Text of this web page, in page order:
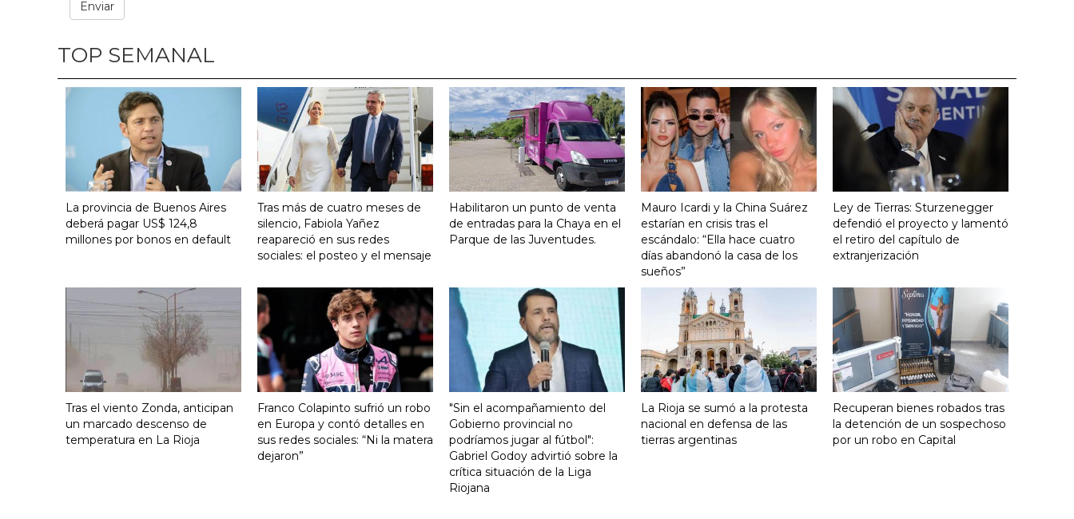
TOP SEMANAL
La provincia de Buenos Aires
deberá pagar US$ 124,8
millones por bonos en default
Tras más de cuatro meses de
silencio, Fabiola Yañez
reapareció en sus redes
sociales: el posteo y el mensaje
Habilitaron un punto de venta
de entradas para la Chaya en el
Parque de las Juventudes.
Mauro Icardi y la China Suárez
estarían en crisis tras el
escándalo: “Ella hace cuatro
días abandonó la casa de los
sueños”
Ley de Tierras: Sturzenegger
defendió el proyecto y lamentó
el retiro del capítulo de
extranjerización
Tras el viento Zonda, anticipan
un marcado descenso de
temperatura en La Rioja
Franco Colapinto sufrió un robo
en Europa y contó detalles en
sus redes sociales: “Ni la matera
dejaron”
"Sin el acompañamiento del
Gobierno provincial no
podríamos jugar al fútbol":
Gabriel Godoy advirtió sobre la
crítica situación de la Liga
Riojana
La Rioja se sumó a la protesta
nacional en defensa de las
tierras argentinas
Recuperan bienes robados tras
la detención de un sospechoso
por un robo en Capital